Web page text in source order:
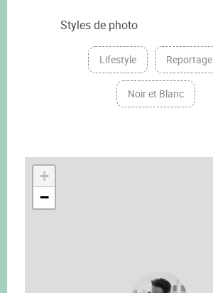
Styles de photo
Lifestyle Reportage
Noir et Blanc
+
−